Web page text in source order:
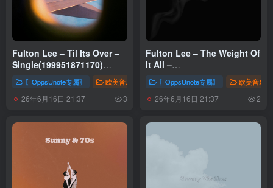
Fulton Lee – Til Its Over –
Single(199951871170)
【16bit／48.0kHz】土耳其区
〖OppsUnote专属〗 欧美音乐
26年6月16日 21:37 3
Fulton Lee – The Weight Of
It All –
Single(199513184410)
【16bit／44.1kHz】土耳其区
〖OppsUnote专属〗 欧美音乐
26年6月16日 21:37 2